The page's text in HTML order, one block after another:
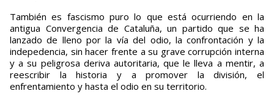
También es fascismo puro lo que está ocurriendo en la
antigua Convergencia de Cataluña, un partido que se ha
lanzado de lleno por la vía del odio, la confrontación y la
indepedencia, sin hacer frente a su grave corrupción interna
y a su peligrosa deriva autoritaria, que le lleva a mentir, a
reescribir la historia y a promover la división, el
enfrentamiento y hasta el odio en su territorio.